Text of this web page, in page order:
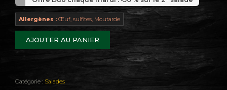
Allergènes : Œuf, sulfites, Moutarde
AJOUTER AU PANIER
Catégorie : Salades